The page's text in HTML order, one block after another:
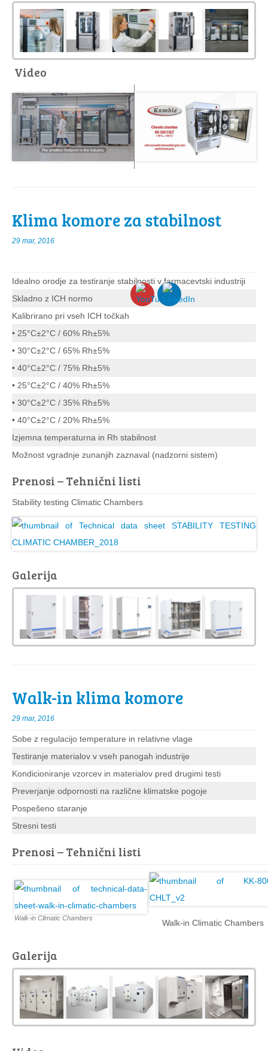
Video
Klima komore za stabilnost
29 mar, 2016
Idealno orodje za testiranje stabilnosti v farmacevtski industriji
Skladno z ICH normo
Kalibrirano pri vseh ICH točkah
• 25°C±2°C / 60% Rh±5%
• 30°C±2°C / 65% Rh±5%
• 40°C±2°C / 75% Rh±5%
• 25°C±2°C / 40% Rh±5%
• 30°C±2°C / 35% Rh±5%
• 40°C±2°C / 20% Rh±5%
Izjemna temperaturna in Rh stabilnost
Možnost vgradnje zunanjih zaznaval (nadzorni sistem)
Prenosi – Tehnični listi
Stability testing Climatic Chambers
Galerija
Walk-in klima komore
29 mar, 2016
Sobe z regulacijo temperature in relativne vlage
Testiranje materialov v vseh panogah industrije
Kondicioniranje vzorcev in materialov pred drugimi testi
Preverjanje odpornosti na različne klimatske pogoje
Pospešeno staranje
Stresni testi
Prenosi – Tehnični listi
Walk-in Climatic Chambers
Walk-in Climatic Chambers
Galerija